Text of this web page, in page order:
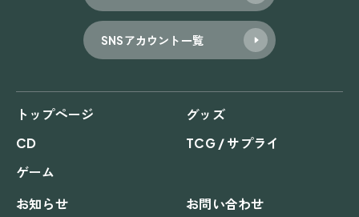
SNSアカウント一覧
トップページ
グッズ
CD
TCG / サプライ
ゲーム
お知らせ
お問い合わせ